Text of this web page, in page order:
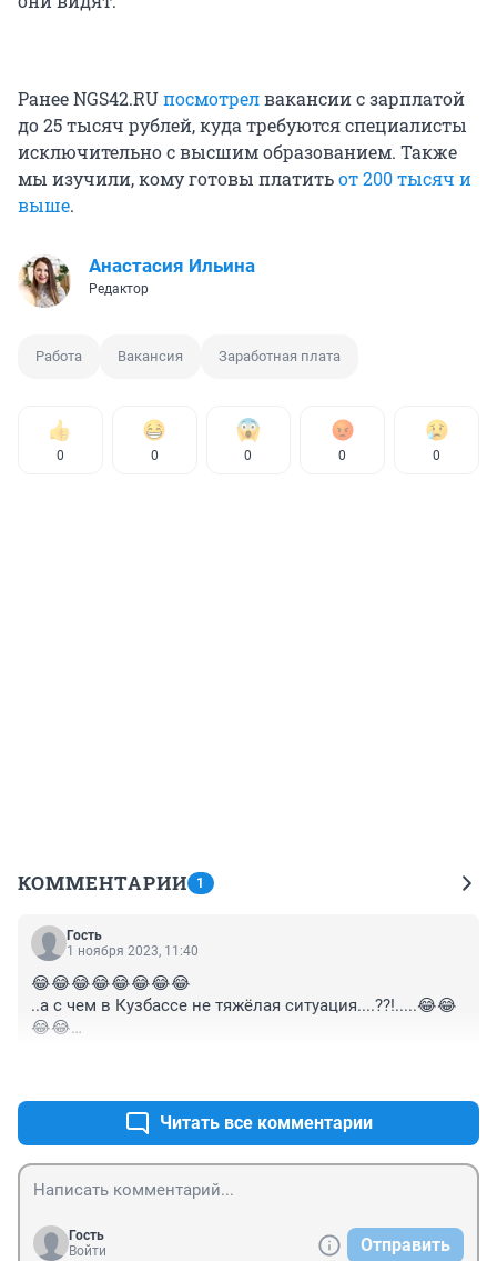
Ранее NGS42.RUпосмотрелвакансии с зарплатой
до 25 тысяч рублей, куда требуются специалисты
исключительно с высшим образованием. Также
мы изучили, кому готовы платитьот 200 тысяч и
выше.
Анастасия Ильина
Редактор
Работа Вакансия Заработная плата
0 0 0 0 0
КОММЕНТАРИИ 1
Гость
1 ноября 2023, 11:40
😂😂😂😂😂😂😂😂
..а с чем в Кузбассе не тяжёлая ситуация....??!.....😂😂
😂😂
Читать все комментарии
Гость
Войти
Отправить